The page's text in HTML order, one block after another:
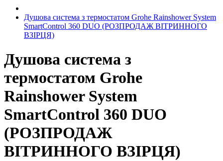
Душова система з термостатом Grohe Rainshower System
SmartControl 360 DUO (РОЗПРОДАЖ ВІТРИННОГО
ВЗІРЦЯ)
Душова система з
термостатом Grohe
Rainshower System
SmartControl 360 DUO
(РОЗПРОДАЖ
ВІТРИННОГО ВЗІРЦЯ)